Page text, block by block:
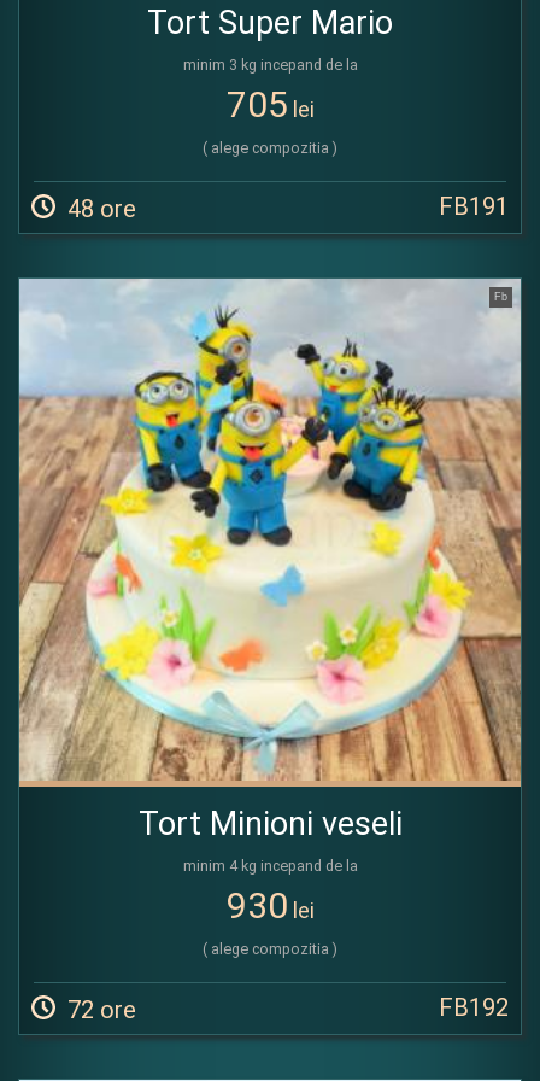
Tort Super Mario
minim 3 kg incepand de la
705 lei
( alege compozitia )
48 ore FB191
Fb
Tort Minioni veseli
minim 4 kg incepand de la
930 lei
( alege compozitia )
72 ore FB192